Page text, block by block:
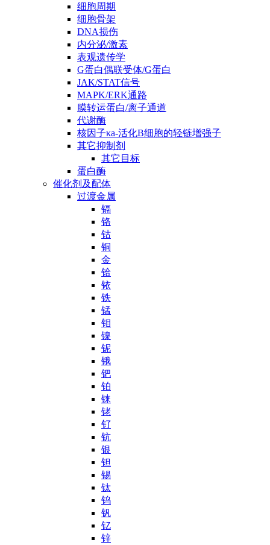
细胞周期
细胞骨架
DNA损伤
内分泌/激素
表观遗传学
G蛋白偶联受体/G蛋白
JAK/STAT信号
MAPK/ERK通路
膜转运蛋白/离子通道
代谢酶
核因子κa-活化B细胞的轻链增强子
其它抑制剂
其它目标
蛋白酶
催化剂及配体
过渡金属
镉
铬
钴
铜
金
铪
铱
铁
锰
钼
镍
铌
锇
钯
铂
铼
铑
钌
钪
银
钽
锡
钛
钨
钒
钇
锌